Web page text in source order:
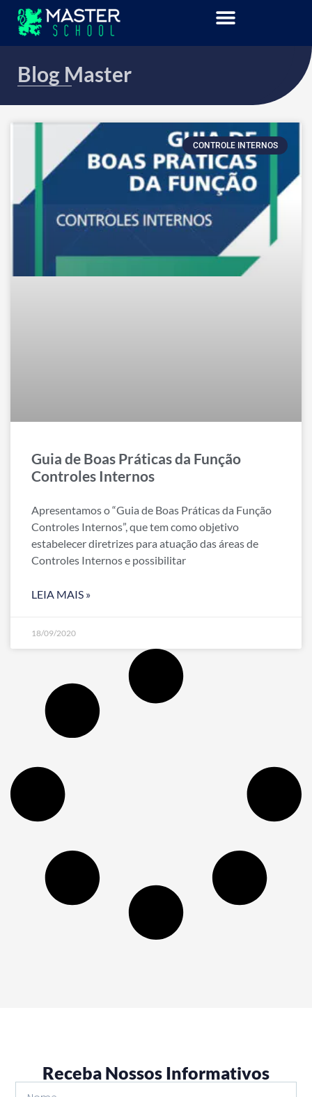
Blog Master
CONTROLE INTERNOS
Guia de Boas Práticas da Função
Controles Internos
Apresentamos o “Guia de Boas Práticas da Função
Controles Internos”, que tem como objetivo
estabelecer diretrizes para atuação das áreas de
Controles Internos e possibilitar
LEIA MAIS »
18/09/2020
Receba Nossos Informativos